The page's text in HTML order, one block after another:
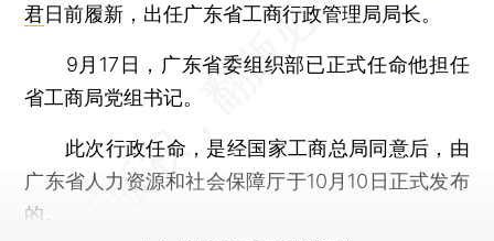
君日前履新，出任广东省工商行政管理局局长。
9月17日，广东省委组织部已正式任命他担任
省工商局党组书记。
此次行政任命，是经国家工商总局同意后，由
广东省人力资源和社会保障厅于10月10日正式发布
的。